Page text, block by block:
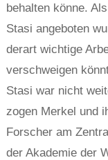
behalten könne.
Stasi angeboten
derart wichtige
verschweigen
Stasi war nicht
zogen Merkel und
Forscher am
der Akademie der